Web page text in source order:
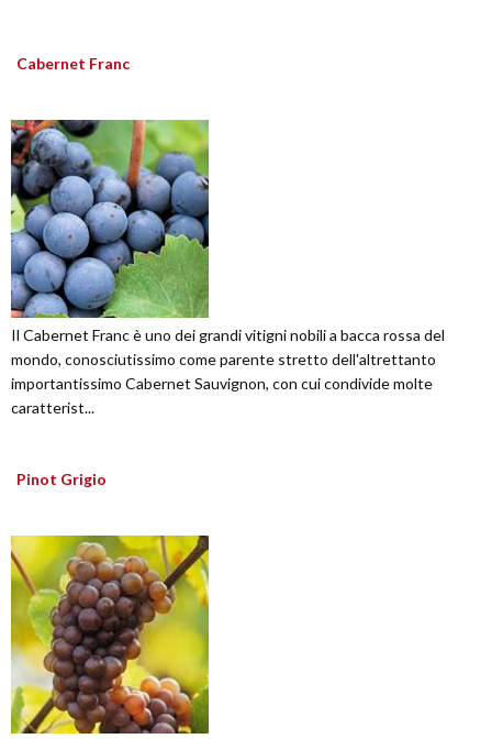
Cabernet Franc
Il Cabernet Franc è uno dei grandi vitigni nobili a bacca rossa del
mondo, conosciutissimo come parente stretto dell'altrettanto
importantissimo Cabernet Sauvignon, con cui condivide molte
caratterist...
Pinot Grigio